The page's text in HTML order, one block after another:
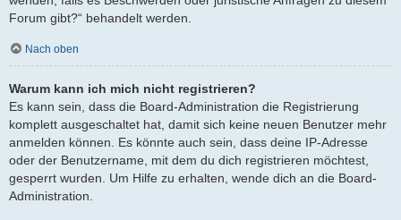
Forum gibt?“ behandelt werden.
Nach oben
Warum kann ich mich nicht registrieren?
Es kann sein, dass die Board-Administration die Registrierung
komplett ausgeschaltet hat, damit sich keine neuen Benutzer mehr
anmelden können. Es könnte auch sein, dass deine IP-Adresse
oder der Benutzername, mit dem du dich registrieren möchtest,
gesperrt wurden. Um Hilfe zu erhalten, wende dich an die Board-
Administration.